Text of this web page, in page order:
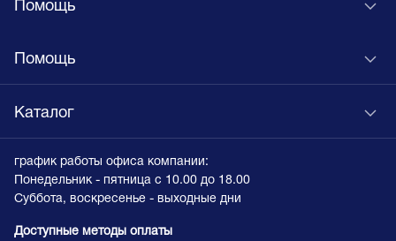
Помощь
Помощь
Каталог
график работы офиса компании:
Понедельник - пятница с 10.00 до 18.00
Суббота, воскресенье - выходные дни
Доступные методы оплаты